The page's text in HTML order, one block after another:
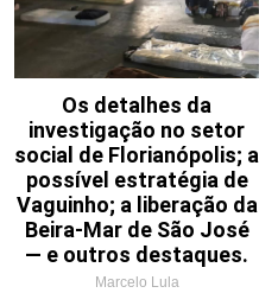
Os detalhes da
investigação no setor
social de Florianópolis; a
possível estratégia de
Vaguinho; a liberação da
Beira-Mar de São José
— e outros destaques.
Marcelo Lula